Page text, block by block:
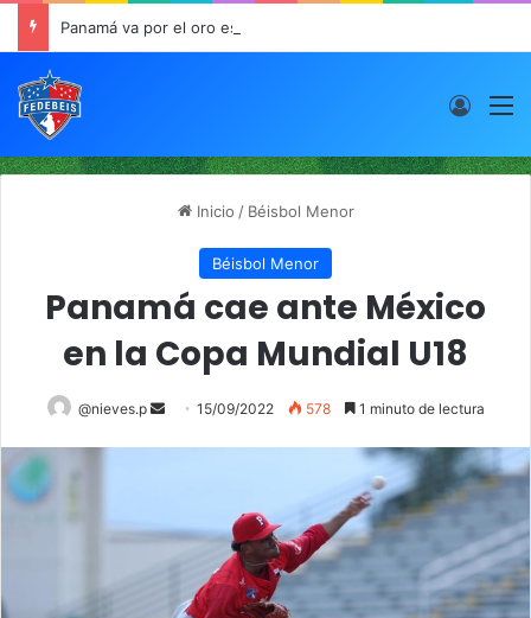
Panamá va por el oro este viernes en JCDC
Inicio / Béisbol Menor
Béisbol Menor
Panamá cae ante México
en la Copa Mundial U18
@nieves.p
S
m
15/09/2022 578 1 minuto de lectura